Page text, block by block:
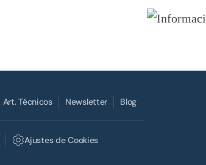
Art. Técnicos Newsletter Blog
Ajustes de Cookies